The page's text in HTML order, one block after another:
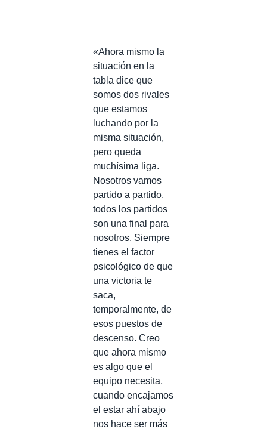
«Ahora mismo la
situación en la
tabla dice que
somos dos rivales
que estamos
luchando por la
misma situación,
pero queda
muchísima liga.
Nosotros vamos
partido a partido,
todos los partidos
son una final para
nosotros. Siempre
tienes el factor
psicológico de que
una victoria te
saca,
temporalmente, de
esos puestos de
descenso. Creo
que ahora mismo
es algo que el
equipo necesita,
cuando encajamos
el estar ahí abajo
nos hace ser más